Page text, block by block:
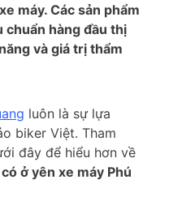
máy. Các sản phẩm
chuẩn hàng đầu thị
và giá trị thẩm
luôn là sự lựa
biker Việt. Tham
đây để hiểu hơn về
ở yên xe máy Phú